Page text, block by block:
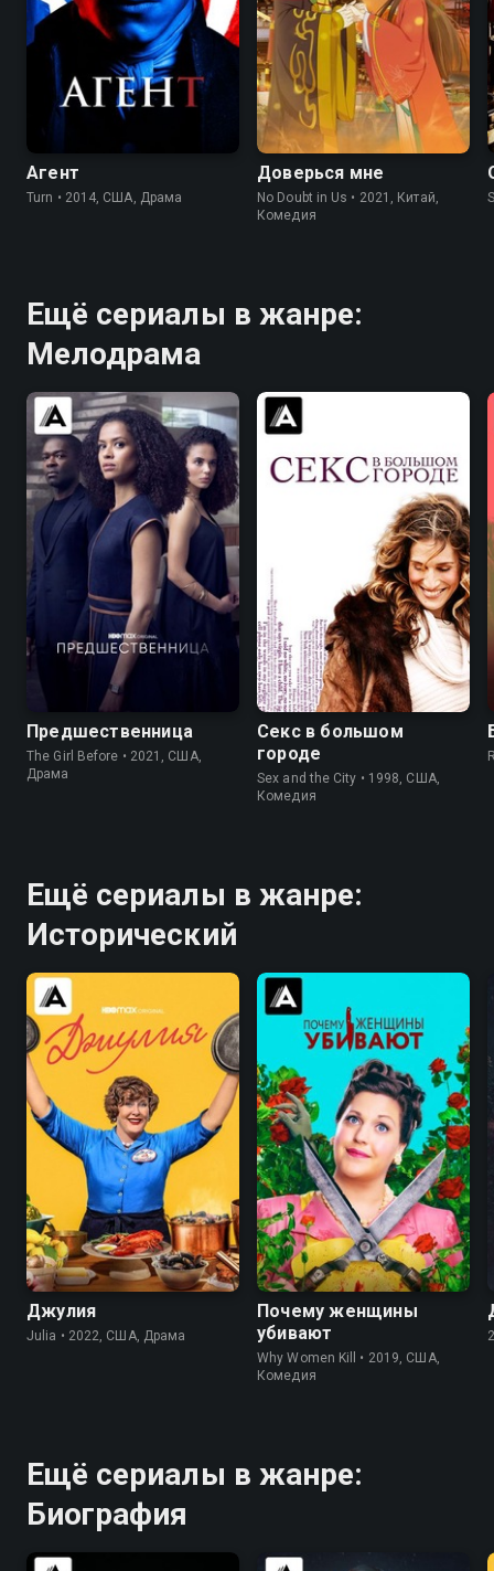
7.7
Агент
Turn • 2014, США, Драма
7.9
Доверься мне
No Doubt in Us • 2021, Китай,
Комедия
Ещё сериалы в жанре:
Мелодрама
6.6
Предшественница
The Girl Before • 2021, США,
Драма
8.2 7.4
Секс в большом
городе
Sex and the City • 1998, США,
Комедия
Ещё сериалы в жанре:
Исторический
8.1 8.3
Джулия
Julia • 2022, США, Драма
8.3 8.3
Почему женщины
убивают
Why Women Kill • 2019, США,
Комедия
Ещё сериалы в жанре:
Биография